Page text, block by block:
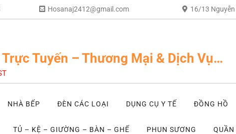
Hosanaj2412@gmail.com 16/13 Nguyễn
Tuyến – Thương Mại & Dịch Vụ…
NHÀ BẾP ĐÈN CÁC LOẠI DỤNG CỤ Y TẾ ĐỒNG HỒ
TỦ – KỆ – GIƯỜNG – BÀN – GHẾ PHUN SƯƠNG QUẦN